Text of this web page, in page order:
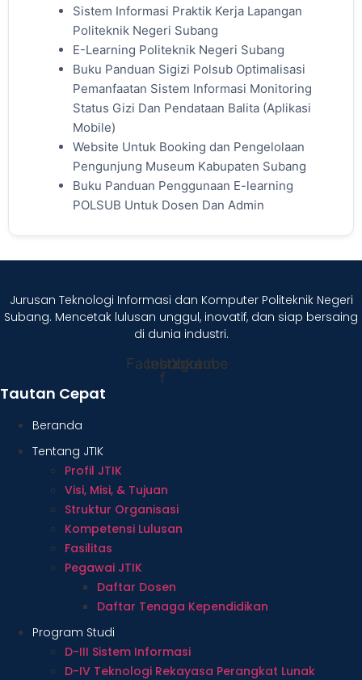
Sistem Informasi Praktik Kerja Lapangan
Politeknik Negeri Subang
E-Learning Politeknik Negeri Subang
Buku Panduan Sigizi Polsub Optimalisasi
Pemanfaatan Sistem Informasi Monitoring
Status Gizi Dan Pendataan Balita (Aplikasi
Mobile)
Website Untuk Booking dan Pengelolaan
Pengunjung Museum Kabupaten Subang
Buku Panduan Penggunaan E-learning
POLSUB Untuk Dosen Dan Admin
Jurusan Teknologi Informasi dan Komputer Politeknik Negeri
Subang. Mencetak lulusan unggul, inovatif, dan siap bersaing
di dunia industri.
Facebook-
f
Instagram
Youtube
Tautan Cepat
Beranda
Tentang JTIK
Profil JTIK
Visi, Misi, & Tujuan
Struktur Organisasi
Kompetensi Lulusan
Fasilitas
Pegawai JTIK
Daftar Dosen
Daftar Tenaga Kependidikan
Program Studi
D-III Sistem Informasi
D-IV Teknologi Rekayasa Perangkat Lunak